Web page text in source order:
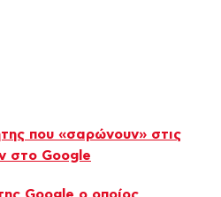
που «σαρώνουν» στις
στο Google
Google ο οποίος